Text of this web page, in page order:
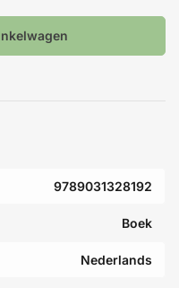
9789031328192
Boek
Nederlands